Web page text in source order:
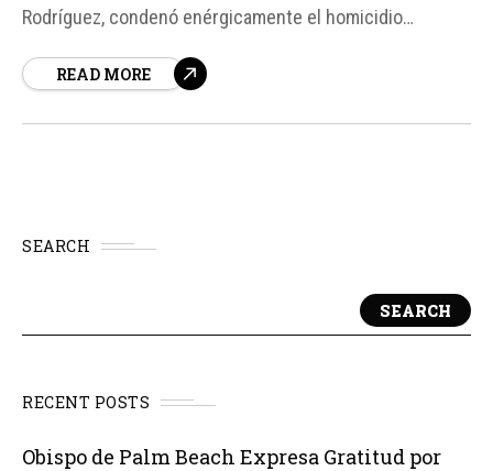
Rodríguez, condenó enérgicamente el homicidio
Metropolitano del Norte, un lugar sagrado donde las
READ MORE
SEARCH
SEARCH
RECENT POSTS
Obispo de Palm Beach Expresa Gratitud por